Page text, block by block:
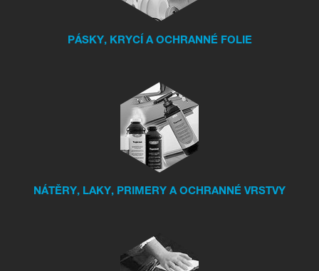
PÁSKY, KRYCÍ A OCHRANNÉ FOLIE
NÁTĚRY, LAKY, PRIMERY A OCHRANNÉ VRSTVY